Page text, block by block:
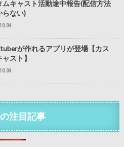
ムキャスト活動途中報告(配信方法
らない)
が作れるアプリが登場【カス
スト】
注目記事